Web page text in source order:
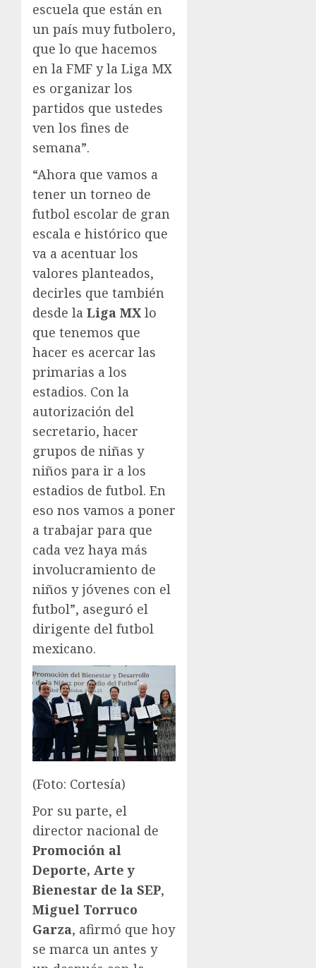
escuela que están en
un país muy futbolero,
que lo que hacemos
en la FMF y la Liga MX
es organizar los
partidos que ustedes
ven los fines de
semana”.
“Ahora que vamos a
tener un torneo de
futbol escolar de gran
escala e histórico que
va a acentuar los
valores planteados,
decirles que también
desde la Liga MX lo
que tenemos que
hacer es acercar las
primarias a los
estadios. Con la
autorización del
secretario, hacer
grupos de niñas y
niños para ir a los
estadios de futbol. En
eso nos vamos a poner
a trabajar para que
cada vez haya más
involucramiento de
niños y jóvenes con el
futbol”, aseguró el
dirigente del futbol
mexicano.
(Foto: Cortesía)
Por su parte, el
director nacional de
Promoción al
Deporte, Arte y
Bienestar de la SEP,
Miguel Torruco
Garza, afirmó que hoy
se marca un antes y